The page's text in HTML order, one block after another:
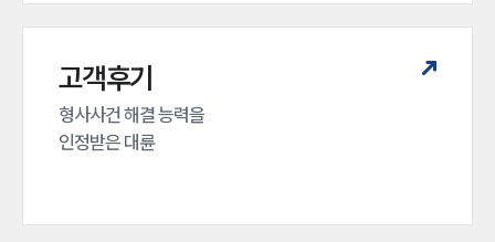
고객후기
형사사건 해결 능력을
인정받은 대륜